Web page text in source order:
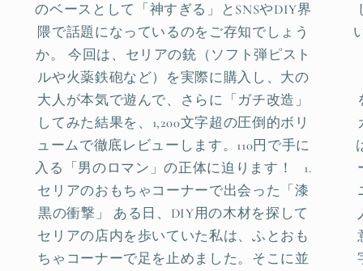
のベースとして「神すぎる」とSNSやDIY界
隈で話題になっているのをご存知でしょう
か。 今回は、セリアの銃（ソフト弾ピスト
ルや火薬鉄砲など）を実際に購入し、大の
大人が本気で遊んで、さらに「ガチ改造」
してみた結果を、1,200文字超の圧倒的ボリ
ュームで徹底レビューします。110円で手に
入る「男のロマン」の正体に迫ります！ 1.
セリアのおもちゃコーナーで出会った「漆
黒の衝撃」 ある日、DIY用の木材を探して
セリアの店内を歩いていた私は、ふとおも
ちゃコーナーで足を止めました。そこに並